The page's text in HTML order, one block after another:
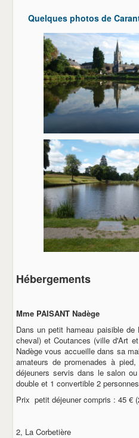
Quelques photos de
Hébergements
Mme PAISANT Nadège
Dans un petit hameau paisible
cheval) et Coutances (ville d'Art
Nadège vous accueille dans sa
amateurs de promenades à
déjeuners servis dans le salon
double et 1 convertible 2
Prix petit déjeuner compris : 45 €
2, La Corbetière